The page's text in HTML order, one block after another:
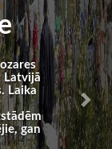
Latvijā
Laika
gan